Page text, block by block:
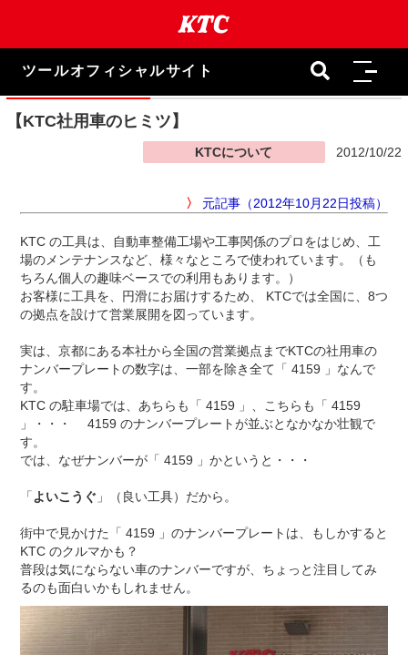
ま
キ
ツールオフィシャルサイト
【KTC社用車のヒミツ】
KTCについて 2012/10/22
〉 元記事（2012年10月22日投稿）
KTC の工具は、自動車整備工場や工事関係のプロをはじめ、工
場のメンテナンスなど、様々なところで使われています。（も
ちろん個人の趣味ベースでの利用もあります。）
お客様に工具を、円滑にお届けするため、 KTCでは全国に、8つ
の拠点を設けて営業展開を図っています。
実は、京都にある本社から全国の営業拠点までKTCの社用車の
ナンバープレートの数字は、一部を除き全て「 4159 」なんで
す。
KTC の駐車場では、あちらも「 4159 」、こちらも「 4159
」・・・ 4159 のナンバープレートが並ぶとなかなか壮観で
す。
では、なぜナンバーが「 4159 」かというと・・・
「 よいこうぐ 」（良い工具）だから。
街中で見かけた「 4159 」のナンバープレートは、もしかすると
KTC のクルマかも？
普段は気にならない車のナンバーですが、ちょっと注目してみ
るのも面白いかもしれません。